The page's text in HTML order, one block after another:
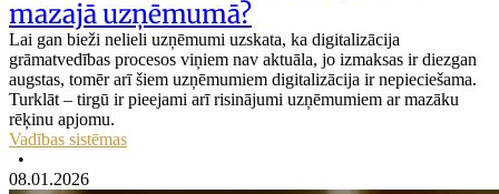
mazajā uzņēmumā?
Lai gan bieži nelieli uzņēmumi uzskata, ka digitalizācija
grāmatvedības procesos viņiem nav aktuāla, jo izmaksas ir diezgan
augstas, tomēr arī šiem uzņēmumiem digitalizācija ir nepieciešama.
Turklāt – tirgū ir pieejami arī risinājumi uzņēmumiem ar mazāku
rēķinu apjomu.
Vadības sistēmas
•
08.01.2026